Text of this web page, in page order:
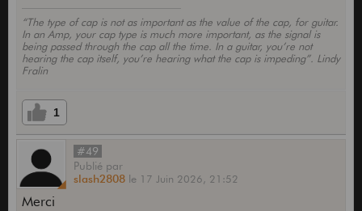
“The type of cap is not as important as the value of the cap, for guitar.
In an Amp, your cap type is much more important, as the signal is
being passed through the cap all the time. In a guitar, you’re not
hearing the cap itself, you’re hearing what the cap is impeding”. Lindy
Fralin
1
#49
Publié par
slash2808 le 17 Juin 2026, 21:52
Merci